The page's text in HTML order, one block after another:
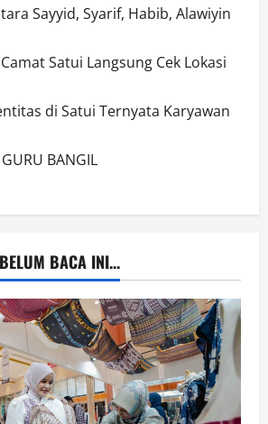
Sayyid, Syarif, Habib, Alawiyin
Satui Langsung Cek Lokasi
di Satui Ternyata Karyawan
BANGIL
BACA INI...